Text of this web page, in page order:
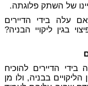
של השתק פלוגתה.
עלה בידי הדיירים
בגין ליקויי הבניה?
הדיירים להוכיח
בבניה, ולו מן